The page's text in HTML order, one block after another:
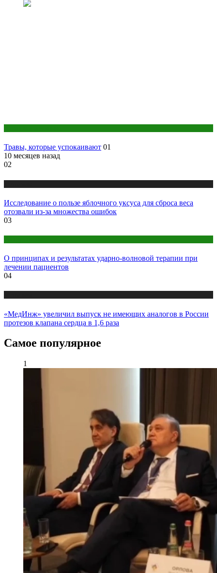
Травы, которые успокаивают 01
10 месяцев назад
02
Исследование о пользе яблочного уксуса для сброса веса
отозвали из-за множества ошибок
03
О принципах и результатах ударно-волновой терапии при
лечении пациентов
04
«МедИнж» увеличил выпуск не имеющих аналогов в России
протезов клапана сердца в 1,6 раза
Самое популярное
1